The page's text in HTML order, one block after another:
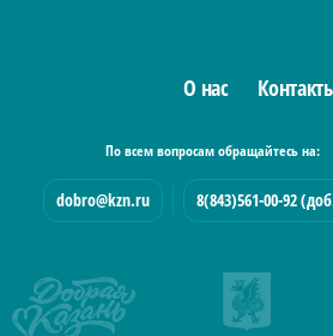
О нас
По всем вопросам обращайтесь на:
dobro@kzn.ru 8(843)561-00-92